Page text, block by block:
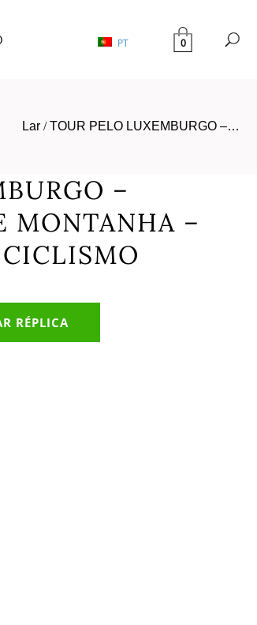
PT 0
Lar /TOUR PELO LUXEMBURGO –…
–
MONTANHA –
RÉPLICA